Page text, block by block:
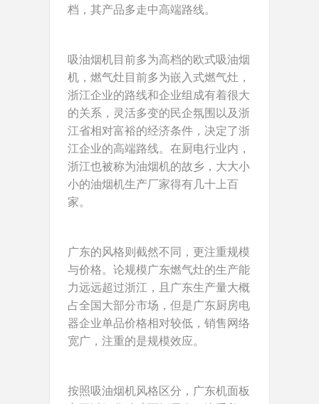
档，其产品多走中高端路线。
吸油烟机目前多为高档的欧式吸油烟
机，燃气灶目前多为嵌入式燃气灶，
浙江企业的路线和企业组成有着很大
的关系，灵活多变的民企氛围以及浙
江省相对富裕的经济条件，决定了浙
江企业的高端路线。在厨电行业内，
浙江也被称为油烟机的故乡，大大小
小的油烟机生产厂家得有几十上百
家。
广东的风格则截然不同，更注重规模
与价格。论规模广东燃气灶的生产能
力远远超过浙江，且广东生产量大概
占全国大部分市场，但是广东厨房电
器企业单品价格相对较低，销售网络
宽广，注重的是规模效应。
按照吸油烟机风格区分，广东机面板